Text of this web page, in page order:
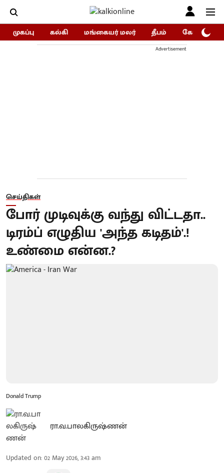
முகப்பு கல்கி மங்கையர் மலர் தீபம் கோகுலம்/
Advertisement
செய்திகள்
போர் முடிவுக்கு வந்து விட்டதா..
டிரம்ப் எழுதிய 'அந்த கடிதம்'.!
உண்மை என்ன.?
Donald Trump
ரா.வ.பாலகிருஷ்ணன்
Updated on:02 May 2026, 3:43 am